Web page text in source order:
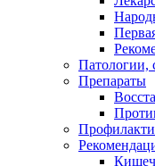
Патологии,
Препараты